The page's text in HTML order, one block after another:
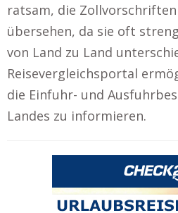
ratsam, die
übersehen, da sie oft
von Land zu Land
Reisevergleichsportal
die Einfuhr- und
Landes zu informieren.